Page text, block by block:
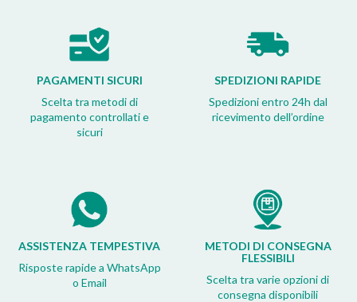
PAGAMENTI SICURI
Scelta tra metodi di
pagamento controllati e
sicuri
SPEDIZIONI RAPIDE
Spedizioni entro 24h dal
ricevimento dell’ordine
ASSISTENZA TEMPESTIVA
Risposte rapide a WhatsApp
o Email
METODI DI CONSEGNA
FLESSIBILI
Scelta tra varie opzioni di
consegna disponibili